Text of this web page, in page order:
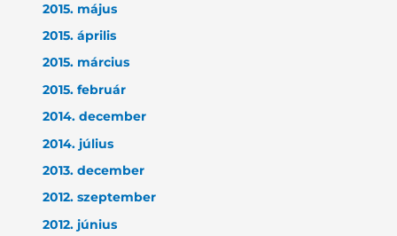
2015. május
2015. április
2015. március
2015. február
2014. december
2014. július
2013. december
2012. szeptember
2012. június